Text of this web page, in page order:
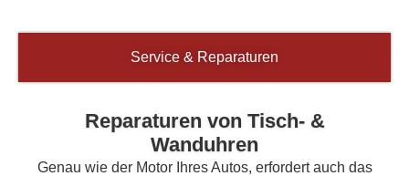
Service & Reparaturen
Reparaturen von Tisch- &
Wanduhren
Genau wie der Motor Ihres Autos, erfordert auch das